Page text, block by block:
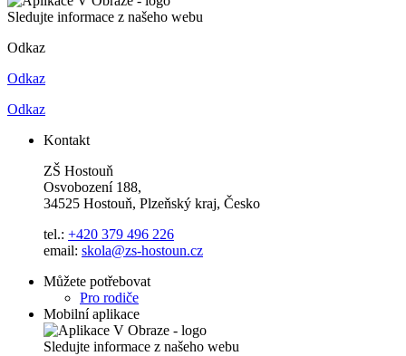
Sledujte informace z našeho webu
Odkaz
Odkaz
Odkaz
Kontakt
ZŠ Hostouň
Osvobození 188,
34525 Hostouň, Plzeňský kraj, Česko
tel.: +420 379 496 226
email: skola@zs-hostoun.cz
Můžete potřebovat
Pro rodiče
Mobilní aplikace
Sledujte informace z našeho webu